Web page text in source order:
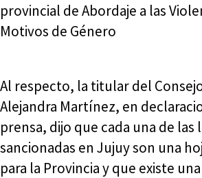
provincial de Abordaje a las
Motivos de Género
Al respecto, la titular del
Alejandra Martínez, en
prensa, dijo que cada una de las
sancionadas en Jujuy son una
para la Provincia y que existe